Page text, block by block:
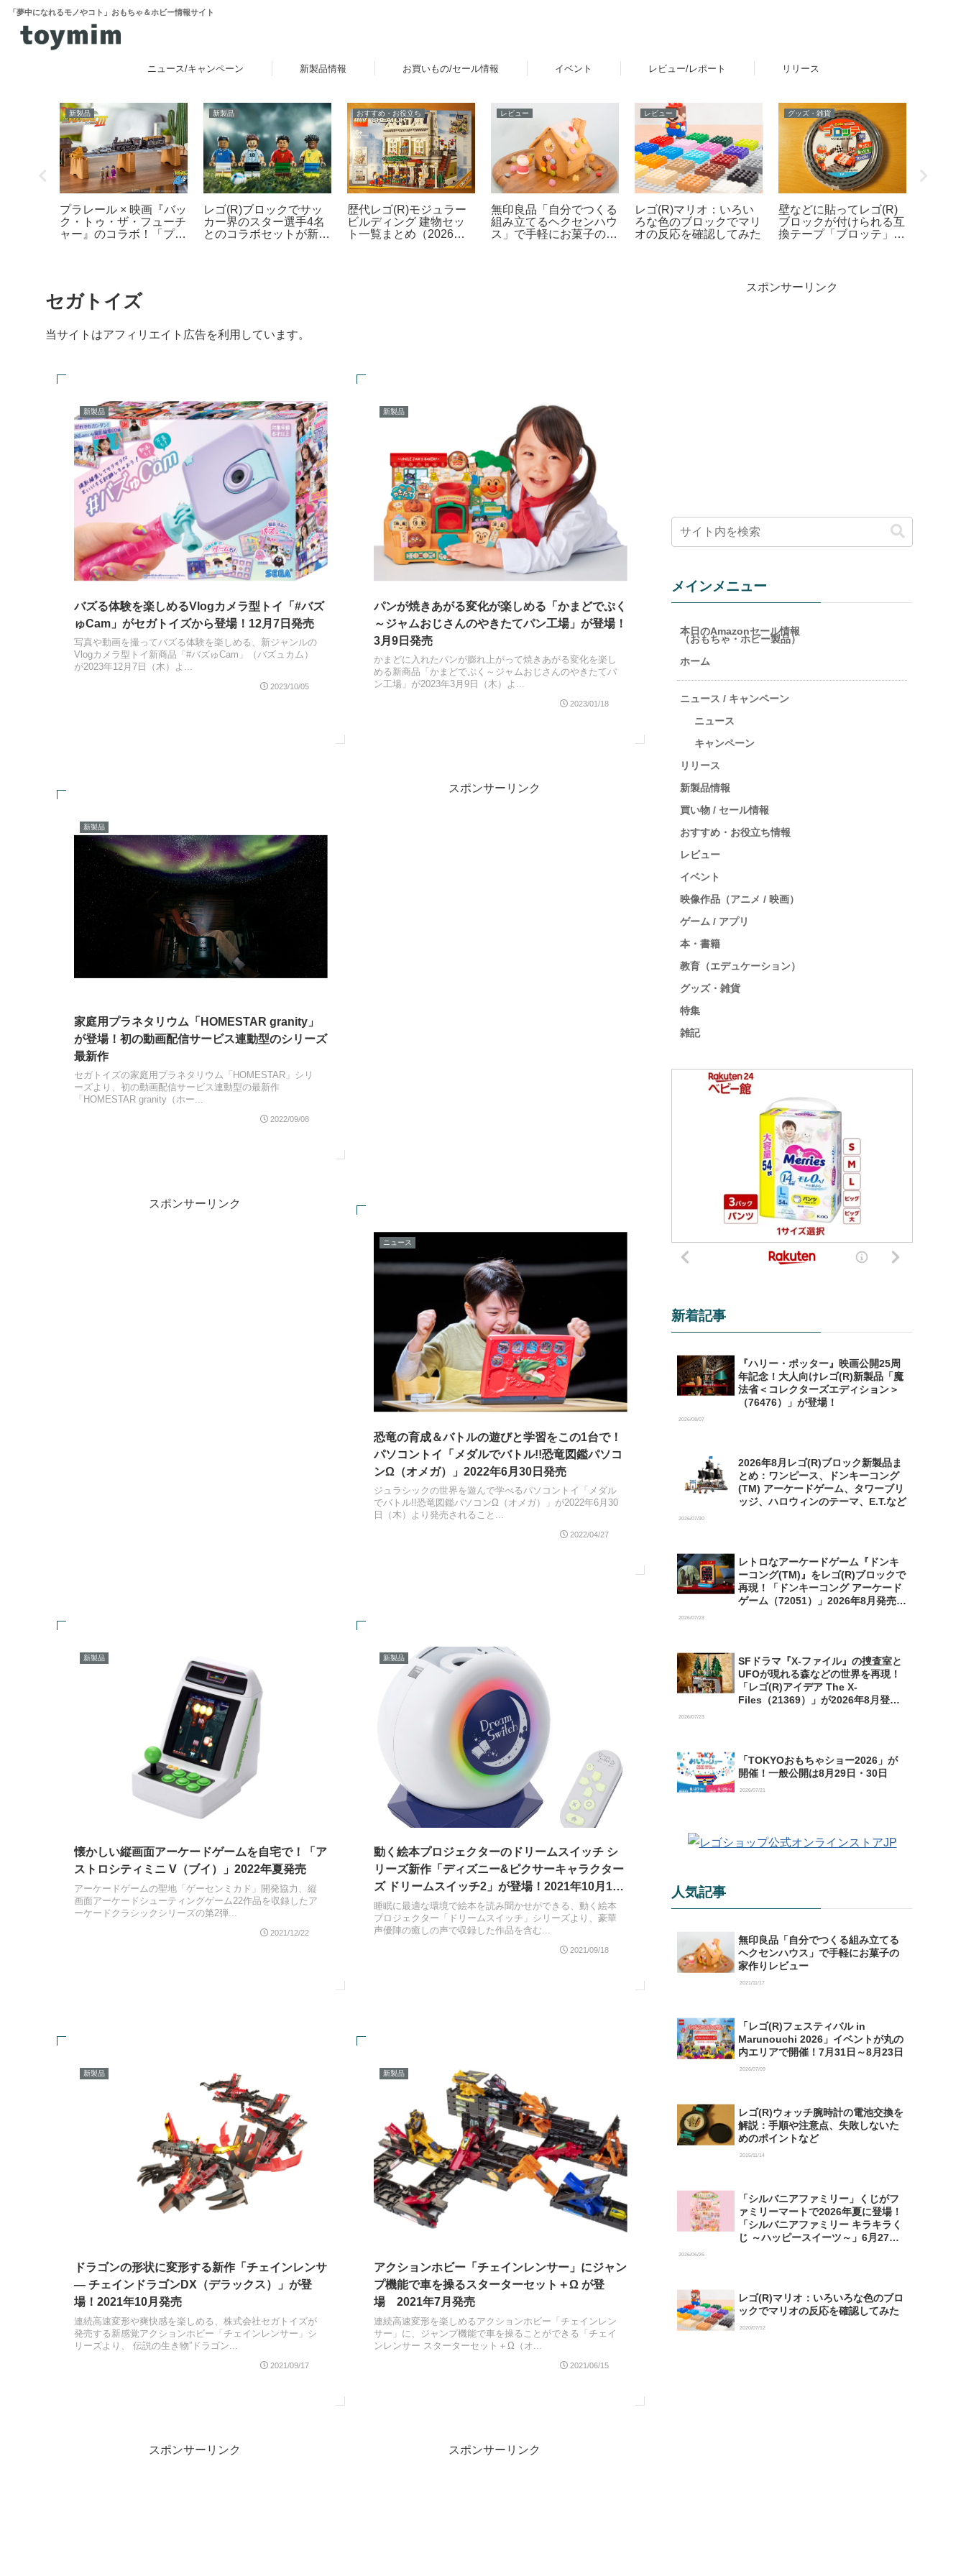
「夢中になれるモノやコト」おもちゃ＆ホビー情報サイト
ニュース/キャンペーン 新製品情報 お買いもの/セール情報 イベント レビュー/レポート リリース
新製品
プラレール × 映画『バッ
ク・トゥ・ザ・フューチ
ャー』のコラボ！「プラ
2025年10月新登場！
新製品
レゴ(R)ブロックでサッ
カー界のスター選手4名
とのコラボセットが新登
おすすめ・お役立ち
歴代レゴ(R)モジュラー
ビルディング 建物セッ
ト一覧まとめ（2026年
レビュー
無印良品「自分でつくる
組み立てるヘクセンハウ
ス」で手軽にお菓子の家
レビュー
レゴ(R)マリオ：いろい
ろな色のブロックでマリ
オの反応を確認してみた
グッズ・雑貨
壁などに貼ってレゴ(R)
ブロックが付けられる互
換テープ「ブロッテ」レ
セガトイズ
当サイトはアフィリエイト広告を利用しています。
新製品
バズる体験を楽しめるVlogカメラ型トイ「#バズ
ゅCam」がセガトイズから登場！12月7日発売
写真や動画を撮ってバズる体験を楽しめる、新ジャンルの
Vlogカメラ型トイ新商品「#バズゅCam」（バズュカム）
が2023年12月7日（木）よ...
2023/10/05
新製品
パンが焼きあがる変化が楽しめる「かまどでぷく
～ジャムおじさんのやきたてパン工場」が登場！
3月9日発売
かまどに入れたパンが膨れ上がって焼きあがる変化を楽し
める新商品「かまどでぷく～ジャムおじさんのやきたてパ
ン工場」が2023年3月9日（木）よ...
2023/01/18
新製品
家庭用プラネタリウム「HOMESTAR granity」
が登場！初の動画配信サービス連動型のシリーズ
最新作
セガトイズの家庭用プラネタリウム「HOMESTAR」シリ
ーズより、初の動画配信サービス連動型の最新作
「HOMESTAR granity（ホー...
2022/09/08
スポンサーリンク
スポンサーリンク
ニュース
恐竜の育成＆バトルの遊びと学習をこの1台で！
パソコントイ「メダルでバトル!!恐竜図鑑パソコ
ンΩ（オメガ）」2022年6月30日発売
ジュラシックの世界を遊んで学べるパソコントイ「メダル
でバトル!!恐竜図鑑パソコンΩ（オメガ）」が2022年6月30
日（木）より発売されること...
2022/04/27
新製品
懐かしい縦画面アーケードゲームを自宅で！「ア
ストロシティミニ V（ブイ）」2022年夏発売
アーケードゲームの聖地「ゲーセンミカド」開発協力、縦
画面アーケードシューティングゲーム22作品を収録したア
ーケードクラシックシリーズの第2弾...
2021/12/22
新製品
動く絵本プロジェクターのドリームスイッチ シ
リーズ新作「ディズニー&ピクサーキャラクター
ズ ドリームスイッチ2」が登場！2021年10月14
日発売
睡眠に最適な環境で絵本を読み聞かせができる、動く絵本
プロジェクター「ドリームスイッチ」シリーズより、豪華
声優陣の癒しの声で収録した作品を含む...
2021/09/18
新製品
ドラゴンの形状に変形する新作「チェインレンサ
― チェインドラゴンDX（デラックス）」が登
場！2021年10月発売
連続高速変形や爽快感を楽しめる、株式会社セガトイズが
発売する新感覚アクションホビー「チェインレンサー」シ
リーズより、 伝説の生き物”ドラゴン...
2021/09/17
新製品
アクションホビー「チェインレンサー」にジャン
プ機能で車を操るスターターセット＋Ω が登
場 2021年7月発売
連続高速変形を楽しめるアクションホビー「チェインレン
サー」に、ジャンプ機能で車を操ることができる「チェイ
ンレンサー スターターセット＋Ω（オ...
2021/06/15
スポンサーリンク スポンサーリンク
スポンサーリンク
メインメニュー
本日のAmazonセール情報
（おもちゃ・ホビー製品）
ホーム
ニュース / キャンペーン
ニュース
キャンペーン
リリース
新製品情報
買い物 / セール情報
おすすめ・お役立ち情報
レビュー
イベント
映像作品（アニメ / 映画）
ゲーム / アプリ
本・書籍
教育（エデュケーション）
グッズ・雑貨
特集
雑記
新着記事
『ハリー・ポッター』映画公開25周
年記念！大人向けレゴ(R)新製品「魔
法省＜コレクターズエディション＞
（76476）」が登場！
2026/08/07
2026年8月レゴ(R)ブロック新製品ま
とめ：ワンピース、ドンキーコング
(TM) アーケードゲーム、タワーブリ
ッジ、ハロウィンのテーマ、E.T.など
2026/07/30
レトロなアーケードゲーム『ドンキ
ーコング(TM)』をレゴ(R)ブロックで
再現！「ドンキーコング アーケード
ゲーム（72051）」2026年8月発売
2026/07/23
SFドラマ『X-ファイル』の捜査室と
UFOが現れる森などの世界を再現！
「レゴ(R)アイデア The X-
Files（21369）」が2026年8月登場
2026/07/23
「TOKYOおもちゃショー2026」が
開催！一般公開は8月29日・30日
2026/07/21
人気記事
無印良品「自分でつくる組み立てる
ヘクセンハウス」で手軽にお菓子の
家作りレビュー
2021/11/17
「レゴ(R)フェスティバル in
Marunouchi 2026」イベントが丸の
内エリアで開催！7月31日～8月23日
2026/07/09
レゴ(R)ウォッチ腕時計の電池交換を
解説：手順や注意点、失敗しないた
めのポイントなど
2015/11/14
「シルバニアファミリー」くじがフ
ァミリーマートで2026年夏に登場！
「シルバニアファミリー キラキラく
じ ～ハッピースイーツ～」6月27日
2026/06/26
レゴ(R)マリオ：いろいろな色のブロ
ックでマリオの反応を確認してみた
2020/07/12